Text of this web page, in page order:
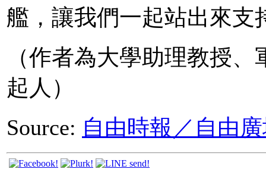
艦，讓我們一起站出來支
（作者為大學助理教授
起人）
Source: 自由時報／自由